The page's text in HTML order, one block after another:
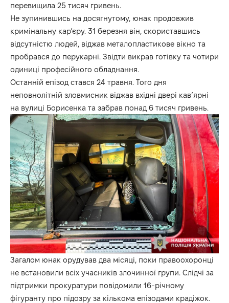
перевищила 25 тисяч гривень.
Не зупинившись на досягнутому, юнак продовжив
кримінальну кар’єру. 31 березня він, скориставшись
відсутністю людей, віджав металопластикове вікно та
пробрався до перукарні. Звідти викрав готівку та чотири
одиниці професійного обладнання.
Останній епізод стався 24 травня. Того дня
неповнолітній зловмисник віджав вхідні двері кав’ярні
на вулиці Борисенка та забрав понад 6 тисяч гривень.
Загалом юнак орудував два місяці, поки правоохоронці
не встановили всіх учасників злочинної групи. Слідчі за
підтримки прокуратури повідомили 16-річному
фігуранту про підозру за кількома епізодами крадіжок.